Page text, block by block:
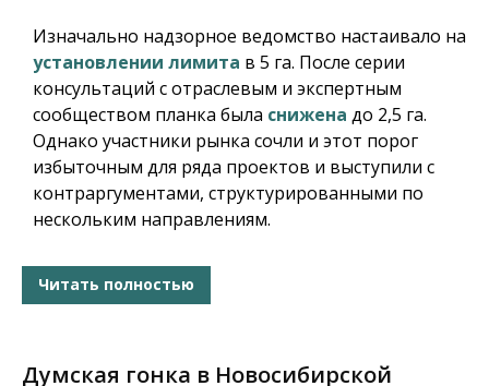
Изначально надзорное ведомство настаивало на
установлении лимита в 5 га. После серии
консультаций с отраслевым и экспертным
сообществом планка была снижена до 2,5 га.
Однако участники рынка сочли и этот порог
избыточным для ряда проектов и выступили с
контраргументами, структурированными по
нескольким направлениям.
Читать полностью
Думская гонка в Новосибирской